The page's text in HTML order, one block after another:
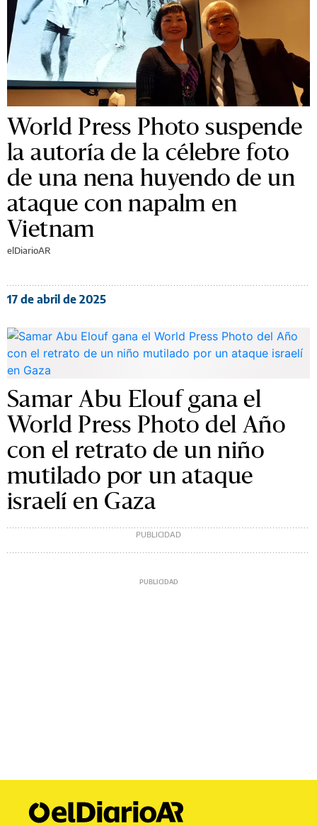
World Press Photo suspende
la autoría de la célebre foto
de una nena huyendo de un
ataque con napalm en
Vietnam
elDiarioAR
17 de abril de 2025
Samar Abu Elouf gana el
World Press Photo del Año
con el retrato de un niño
mutilado por un ataque
israelí en Gaza